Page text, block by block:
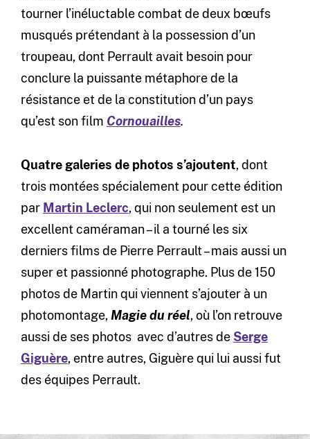
tourner l’inéluctable combat de deux bœufs
musqués prétendant à la possession d’un
troupeau, dont Perrault avait besoin pour
conclure la puissante métaphore de la
résistance et de la constitution d’un pays
qu’est son film Cornouailles.
Quatre galeries de photos s’ajoutent, dont
trois montées spécialement pour cette édition
par Martin Leclerc, qui non seulement est un
excellent caméraman – il a tourné les six
derniers films de Pierre Perrault – mais aussi un
super et passionné photographe. Plus de 150
photos de Martin qui viennent s’ajouter à un
photomontage, Magie du réel, où l’on retrouve
aussi de ses photos avec d’autres de Serge
Giguère, entre autres, Giguère qui lui aussi fut
des équipes Perrault.